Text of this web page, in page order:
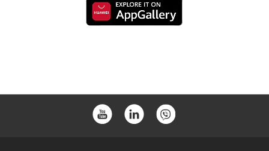
from
download
App
Link